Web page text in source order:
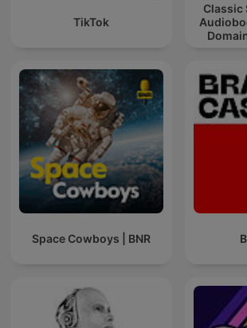
TikTok
Classic
Space Cowboys | BNR